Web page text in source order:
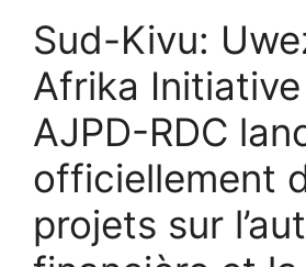
Sud-Kivu:
Afrika
AJPD-RDC
officiellement
projets sur